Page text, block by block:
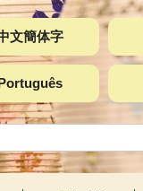
文簡体字